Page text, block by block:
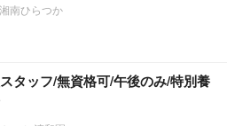
南ひらつか
タッフ/無資格可/午後のみ/特別養